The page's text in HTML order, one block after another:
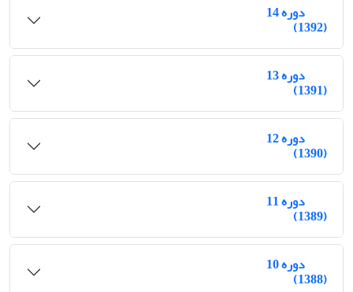
دوره 14
(1392)
دوره 13
(1391)
دوره 12
(1390)
دوره 11
(1389)
دوره 10
(1388)